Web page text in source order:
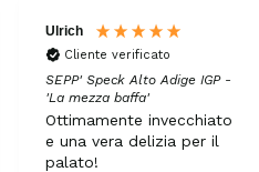
Ulrich
Cliente verificato
SEPP' Speck Alto Adige IGP -
'La mezza baffa'
Ottimamente invecchiato
e una vera delizia per il
palato!